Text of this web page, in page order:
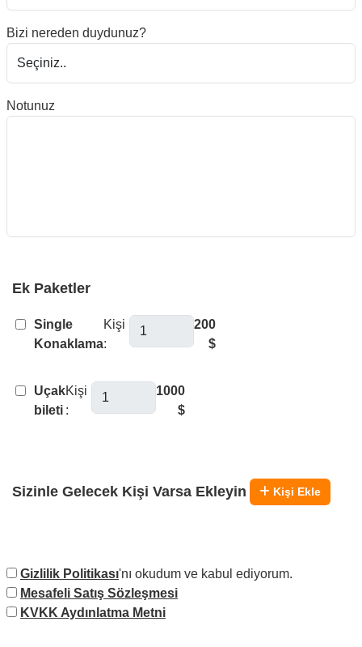
Bizi nereden duydunuz?
Notunuz
Ek Paketler
Single
Konaklama
Kişi
:
200
$
Uçak
bileti
Kişi
:
1000
$
Sizinle Gelecek Kişi Varsa Ekleyin Kişi Ekle
Gizlilik Politikası'nı okudum ve kabul ediyorum.
Mesafeli Satış Sözleşmesi
KVKK Aydınlatma Metni